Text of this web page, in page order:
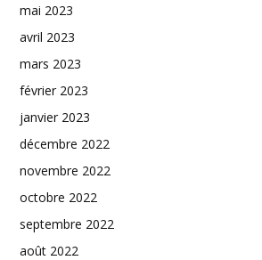
mai 2023
avril 2023
mars 2023
février 2023
janvier 2023
décembre 2022
novembre 2022
octobre 2022
septembre 2022
août 2022